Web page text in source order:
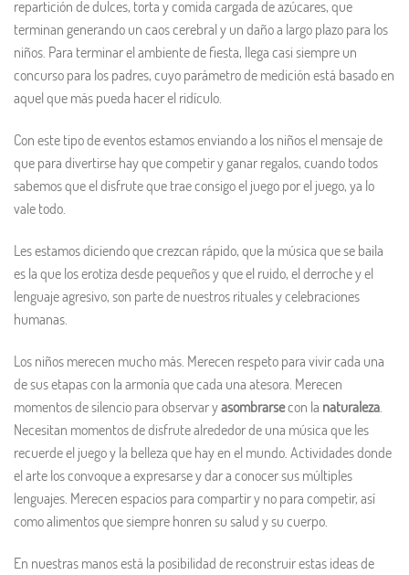
repartición de dulces, torta y comida cargada de azúcares, que
terminan generando un caos cerebral y un daño a largo plazo para los
niños. Para terminar el ambiente de fiesta, llega casi siempre un
concurso para los padres, cuyo parámetro de medición está basado en
aquel que más pueda hacer el ridículo.
Con este tipo de eventos estamos enviando a los niños el mensaje de
que para divertirse hay que competir y ganar regalos, cuando todos
sabemos que el disfrute que trae consigo el juego por el juego, ya lo
vale todo.
Les estamos diciendo que crezcan rápido, que la música que se baila
es la que los erotiza desde pequeños y que el ruido, el derroche y el
lenguaje agresivo, son parte de nuestros rituales y celebraciones
humanas.
Los niños merecen mucho más. Merecen respeto para vivir cada una
de sus etapas con la armonía que cada una atesora. Merecen
momentos de silencio para observar yasombrarsecon la naturaleza
Necesitan momentos de disfrute alrededor de una música que les
recuerde el juego y la belleza que hay en el mundo. Actividades donde
el arte los convoque a expresarse y dar a conocer sus múltiples
lenguajes. Merecen espacios para compartir y no para competir, así
como alimentos que siempre honren su salud y su cuerpo.
En nuestras manos está la posibilidad de reconstruir estas ideas de